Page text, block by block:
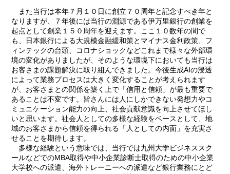
また当行は本年７月１０日に創立７０周年と記念すべき年と
なりますが、７年後には当行の淵源である伊万里銀行の創業を
起点として創業１５０周年を迎えます。ここ１０数年の間で
も、日本銀行による大規模金融緩和策とマイナス金利政策、フ
ィンテックの台頭、コロナショックなどこれまで様々な外部環
境の変化がありましたが、そのような環境下においても当行は
お客さまの課題解決に取り組んできました。今後生成AIの浸透
によって業務プロセスは大きく変化することが考えられます
が、お客さまとの関係を築く上で「信用と信頼」が最も重要で
あることは不変です。皆さんには人にしかできない発想力やコ
ミュニケーション能力の向上、社会貢献意識を向上させてほし
いと思います。社会人としての多様な経験をベースとして、地
域のお客さまから信頼を得られる「人としての内面」を充実さ
せることを期待します。
多様な経験という意味では、当行では九州大学ビジネススク
ールなどでのMBA取得や中小企業診断士取得のための中小企業
大学校への派遣、海外トレーニーへの派遣など銀行業務にとど